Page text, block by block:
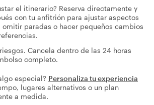
el itinerario? Reserva directamente y
con tu anfitrión para ajustar aspectos
omitir paradas o hacer pequeños cambios
Cancela dentro de las 24 horas
completo.
especial? Personaliza tu experiencia
lugares alternativos o un plan
a medida.